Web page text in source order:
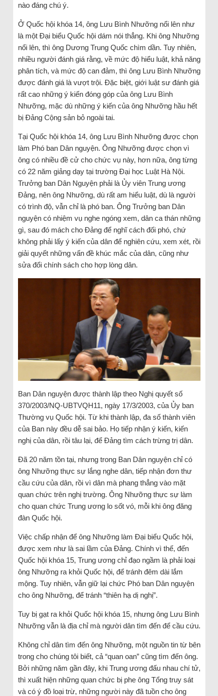
nào đáng chú ý.
Ở Quốc hội khóa 14, ông Lưu Bình Nhưỡng nổi lên như
là một Đại biểu Quốc hội dám nói thẳng. Khi ông Nhưỡng
nổi lên, thì ông Dương Trung Quốc chìm dần. Tuy nhiên,
nhiều người đánh giá rằng, về mức độ hiểu luật, khả năng
phân tích, và mức độ can đảm, thì ông Lưu Bình Nhưỡng
được đánh giá là vượt trội. Đặc biệt, giới luật sư đánh giá
rất cao những ý kiến đóng góp của ông Lưu Bình
Nhưỡng, mặc dù những ý kiến của ông Nhưỡng hầu hết
bị Đảng Cộng sản bỏ ngoài tai.
Tại Quốc hội khóa 14, ông Lưu Bình Nhưỡng được chọn
làm Phó ban Dân nguyện. Ông Nhưỡng được chọn vì
ông có nhiều đề cử cho chức vụ này, hơn nữa, ông từng
có 22 năm giảng dạy tại trường Đại học Luật Hà Nội.
Trưởng ban Dân Nguyện phải là Ủy viên Trung ương
Đảng, nên ông Nhưỡng, dù rất am hiểu luật, dù là người
có trình độ, vẫn chỉ là phó ban. Ông Trưởng ban Dân
nguyện có nhiệm vụ nghe ngóng xem, dân ca thán những
gì, sau đó mách cho Đảng để nghĩ cách đối phó, chứ
không phải lấy ý kiến của dân để nghiên cứu, xem xét, rồi
giải quyết những vấn đề khúc mắc của dân, cũng như
sửa đổi chính sách cho hợp lòng dân.
Ban Dân nguyện được thành lập theo Nghị quyết số
370/2003/NQ-UBTVQH11, ngày 17/3/2003, của Ủy ban
Thường vụ Quốc hội. Từ khi thành lập, đa số thành viên
của Ban này đều dễ sai bảo. Họ tiếp nhận ý kiến, kiến
nghị của dân, rồi tâu lại, để Đảng tìm cách trừng trị dân.
Đã 20 năm tồn tại, nhưng trong Ban Dân nguyện chỉ có
ông Nhưỡng thực sự lắng nghe dân, tiếp nhận đơn thư
cầu cứu của dân, rồi vì dân mà phang thẳng vào mặt
quan chức trên nghị trường. Ông Nhưỡng thực sự làm
cho quan chức Trung ương lo sốt vó, mỗi khi ông đăng
đàn Quốc hội.
Việc chấp nhận để ông Nhưỡng làm Đại biểu Quốc hội,
được xem như là sai lầm của Đảng. Chính vì thế, đến
Quốc hội khóa 15, Trung ương chỉ đạo ngầm là phải loại
ông Nhưỡng ra khỏi Quốc hội, để tránh đêm dài lắm
mộng. Tuy nhiên, vẫn giữ lại chức Phó ban Dân nguyện
cho ông Nhưỡng, để tránh “thiên hạ dị nghị”.
Tuy bị gạt ra khỏi Quốc hội khóa 15, nhưng ông Lưu Bình
Nhưỡng vẫn là địa chỉ mà người dân tìm đến để cầu cứu.
Không chỉ dân tìm đến ông Nhưỡng, một nguồn tin từ bên
trong cho chúng tôi biết, cả “quan oan” cũng tìm đến ông.
Bởi những năm gần đây, khi Trung ương đấu nhau chí tử,
thì xuất hiện những quan chức bị phe ông Tổng truy sát
và có ý đồ loại trừ, những người này đã tuồn cho ông